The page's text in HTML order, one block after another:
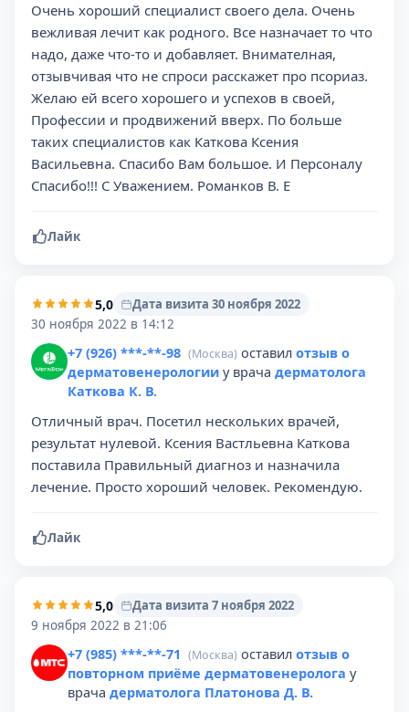
Очень хороший специалист своего дела. Очень
вежливая лечит как родного. Все назначает то что
надо, даже что-то и добавляет. Внимателная,
отзывчивая что не спроси расскажет про псориаз.
Желаю ей всего хорошего и успехов в своей,
Профессии и продвижений вверх. По больше
таких специалистов как Каткова Ксения
Васильевна. Спасибо Вам большое. И Персоналу
Спасибо!!! С Уважением. Романков В. Е
Лайк
5,0
Дата визита 30 ноября 2022
30 ноября 2022 в 14:12
+7 (926) ***-**-98 (Москва) оставил отзыв о
дерматовенерологии у врача дерматолога
Каткова К. В.
Отличный врач. Посетил нескольких врачей,
результат нулевой. Ксения Вастльевна Каткова
поставила Правильный диагноз и назначила
лечение. Просто хороший человек. Рекомендую.
Лайк
5,0
Дата визита 7 ноября 2022
9 ноября 2022 в 21:06
+7 (985) ***-**-71 (Москва) оставил отзыв о
повторном приёме дерматовенеролога у
врача дерматолога Платонова Д. В.